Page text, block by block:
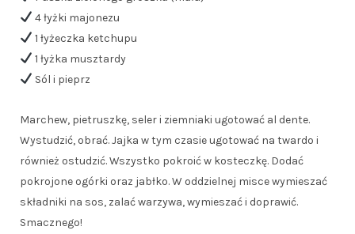
4 łyżki majonezu
1 łyżeczka ketchupu
1 łyżka musztardy
Sól i pieprz
Marchew, pietruszkę, seler i ziemniaki ugotować al dente.
Wystudzić, obrać. Jajka w tym czasie ugotować na twardo i
również ostudzić. Wszystko pokroić w kosteczkę. Dodać
pokrojone ogórki oraz jabłko. W oddzielnej misce wymieszać
składniki na sos, zalać warzywa, wymieszać i doprawić.
Smacznego!